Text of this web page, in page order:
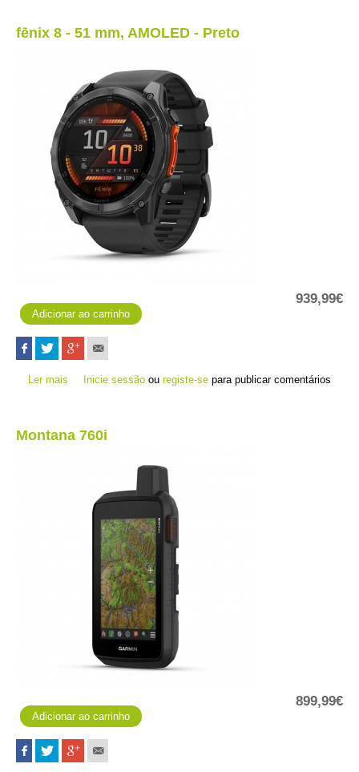
fēnix 8 - 51 mm, AMOLED - Preto
939,99€
Ler mais acerca de fēnix 8 - 51 mm, AMOLED - Preto
Inicie sessão ouregiste-se para publicar comentários
Montana 760i
899,99€